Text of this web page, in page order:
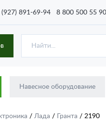
(927) 891-69-94 8 800 500 55 90
Навесное оборудование
/ Лада / Гранта / 2190